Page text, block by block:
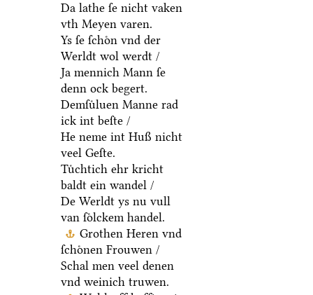
Da lathe ſe nicht vaken
vth Meyen varen.
Ys ſe ſchoͤn vnd der
Werldt wol werdt /
Ja mennich Mann ſe
denn ock begert.
Demſuͤluen Manne rad
ick int beſte /
He neme int Huß nicht
veel Geſte.
Tuͤchtich ehr kricht
baldt ein wandel /
De Werldt ys nu vull
van ſoͤlckem handel.
Grothen Heren vnd
ſchoͤnen Frouwen /
Schal men veel denen
vnd weinich truwen.